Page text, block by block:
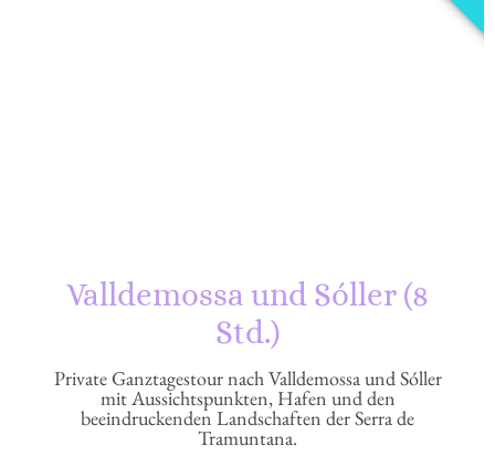
Valldemossa und Sóller (8
Std.)
Private Ganztagestour nach Valldemossa und Sóller
mit Aussichtspunkten, Hafen und den
beeindruckenden Landschaften der Serra de
Tramuntana.